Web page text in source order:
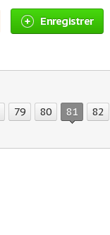
Enregistrer
79 80 81
82